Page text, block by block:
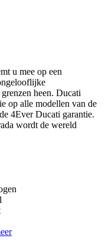
u mee op een
heen. Ducati
op alle modellen van de
4Ever Ducati garantie.
wordt de wereld